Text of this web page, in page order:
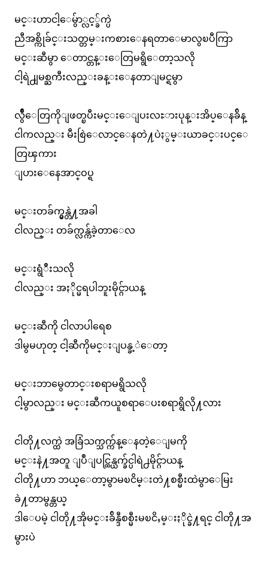
မင္းဟာငါ့ေမွ်ာ္လင့္ခ်က္ပဲ
ညီအစ္ကိုခ်င္းသတ္တမ္းကစားေနရတာေမာလွၿပီကြာ
မင္းဆီမွာ ေတာင္တန္းေတြမရွိေတာ့သလို
ငါ့ရဲ႕ျမစ္ႀကီးလည္းခန္းေနတာျမင္ရမွာ
လွ်ဳိေတြကိုျဖတ္ၿပီးမင္းေျပးလႊားပုန္းအိပ္ေနခ်ိန္
ငါကလည္း မီးစြဲေလာင္ေနတဲ႔ပဲႏွမ္းယာခင္းပင္ေ
တြၾကား
ျပားေနေအာင္ဝပ္ရ
မင္းတခ်က္မွန္တဲ႔အခါ
ငါလည္း တခ်က္လန္က်ခဲ့တာေလ
မင္းရွံဳးသလို
ငါလည္း အႏိုင္မရပါဘူးမိုင္ဂ်ာယန္
မင္းဆီကို ငါလာပါရေစ
ဒါမွမဟုတ္ ငါ့ဆီကိုမင္းျပန္ခ့ဲေတာ့
မင္းဘာမွေတာင္းစရာမရွိသလို
ငါ့မွာလည္း မင္းဆီကယူစရာေပးစရာရွိလို႔လား
ငါတို႔လက္ထဲ အခြံသက္သက္က်န္ေနတဲ့ေျမကို
မင္းနဲ႔အတူ ျပဳျပင္ထြန္ယက္ခ်င္ပါရဲ႕မိုင္ဂ်ာယန္
ငါတို႔ဟာ ဘယ္ေတာ့မွာမၿငိမ္းတဲ႔စစ္မီးထဲမွာေမြး
ခဲ႔တာမွန္တယ္
ဒါေပမဲ့ ငါတို႔အိုမင္းခ်ိန္ဒီစစ္မီးမၿငိႇမ္းႏိုင္ခဲ႔ရင္ ငါတို႔အ
မွားပဲ